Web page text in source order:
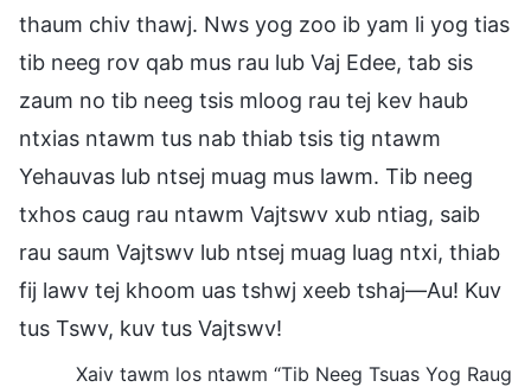
thaum chiv thawj. Nws yog zoo ib yam li yog tias
tib neeg rov qab mus rau lub Vaj Edee, tab sis
zaum no tib neeg tsis mloog rau tej kev haub
ntxias ntawm tus nab thiab tsis tig ntawm
Yehauvas lub ntsej muag mus lawm. Tib neeg
txhos caug rau ntawm Vajtswv xub ntiag, saib
rau saum Vajtswv lub ntsej muag luag ntxi, thiab
fij lawv tej khoom uas tshwj xeeb tshaj—Au! Kuv
tus Tswv, kuv tus Vajtswv!
Xaiv tawm los ntawm “Tib Neeg Tsuas Yog Raug